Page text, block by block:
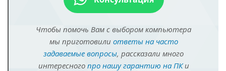
Чтобы помочь Вам с выбором компьютера
мы приготовили ответы на часто
задаваемые вопросы, рассказали много
интересного про нашу гарантию на ПКи